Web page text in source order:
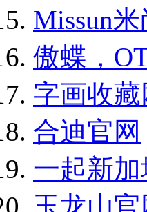
Missun
傲蝶，
字画收藏
合迪官网
一起新加
玉龙山官